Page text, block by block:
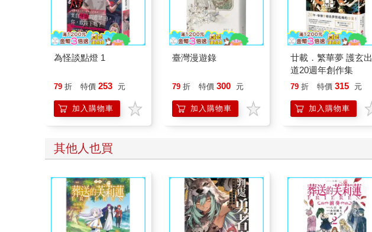
為怪談點燈 1
79 折 特價 253 元
加入購物車
臺灣漫遊錄
79 折 特價 300 元
加入購物車
廿載．繁華夢 護玄出
道20週年創作集
79 折 特價 315 元
加入購物車
其他人也買